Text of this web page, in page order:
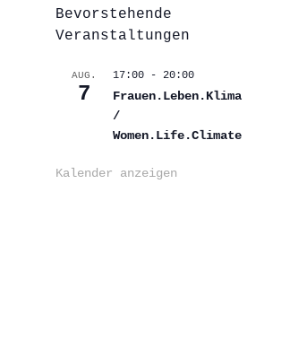
Bevorstehende
Veranstaltungen
AUG.
7
17:00 - 20:00
Frauen.Leben.Klima
/
Women.Life.Climate
Kalender anzeigen